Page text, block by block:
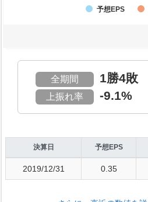
予想EPS
全期間 1勝4敗
上振れ率 -9.1%
決算日 予想EPS
2019/12/31 0.35